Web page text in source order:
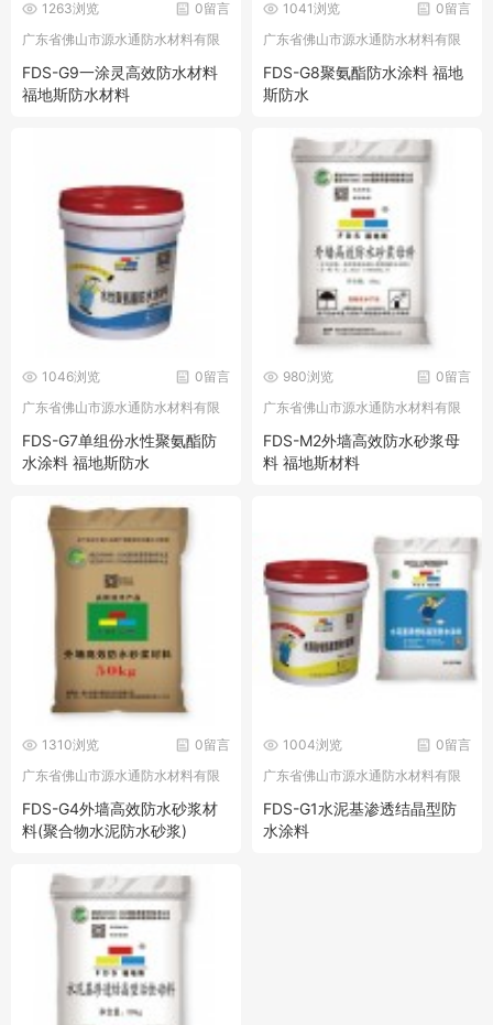
0留言
1263浏览
广东省佛山市源水通防水材料有限
FDS-G9一涂灵高效防水材料
福地斯防水材料
0留言
1041浏览
广东省佛山市源水通防水材料有限
FDS-G8聚氨酯防水涂料 福地
斯防水
0留言
1046浏览
广东省佛山市源水通防水材料有限
FDS-G7单组份水性聚氨酯防
水涂料 福地斯防水
0留言
980浏览
广东省佛山市源水通防水材料有限
FDS-M2外墙高效防水砂浆母
料 福地斯材料
0留言
1310浏览
广东省佛山市源水通防水材料有限
FDS-G4外墙高效防水砂浆材
料(聚合物水泥防水砂浆)
0留言
1004浏览
广东省佛山市源水通防水材料有限
FDS-G1水泥基渗透结晶型防
水涂料